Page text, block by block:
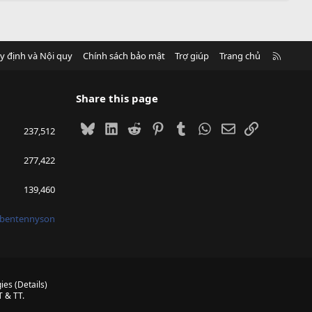
định và Nội quy Chính sách bảo mật Trợ giúp Trang chủ
237,512
277,422
139,460
Share this page
BlueskyLinkedIn
Reddit PinterestTumblrWhatsApp
EmailLink
(Details)
& TT.